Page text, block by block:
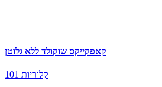
קאפקייקס שוקולד ללא גלוטן
101 קלוריות